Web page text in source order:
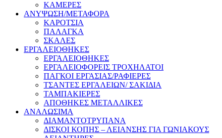
ΚΑΜΕΡΕΣ
ΑΝΥΨΩΣΗ/ΜΕΤΑΦΟΡΑ
ΚΑΡΟΤΣΙΑ
ΠΑΛΑΓΚΑ
ΣΚΑΛΕΣ
ΕΡΓΑΛΕΙΟΘΗΚΕΣ
ΕΡΓΑΛΕΙΟΘΗΚΕΣ
ΕΡΓΑΛΕΙΟΦΟΡΕΙΣ ΤΡΟΧΗΛΑΤΟΙ
ΠΑΓΚΟΙ ΕΡΓΑΣΙΑΣ/ΡΑΦΙΕΡΕΣ
ΤΣΑΝΤΕΣ ΕΡΓΑΛΕΙΩΝ/ ΣΑΚΙΔΙΑ
ΤΑΜΠΑΚΙΕΡΕΣ
ΑΠΟΘΗΚΕΣ ΜΕΤΑΛΛΙΚΕΣ
ΑΝΑΛΩΣΙΜΑ
ΔΙΑΜΑΝΤΟΤΡΥΠΑΝΑ
ΔΙΣΚΟΙ ΚΟΠΗΣ – ΛΕΙΑΝΣΗΣ ΓΙΑ ΓΩΝΙΑΚΟΥΣ